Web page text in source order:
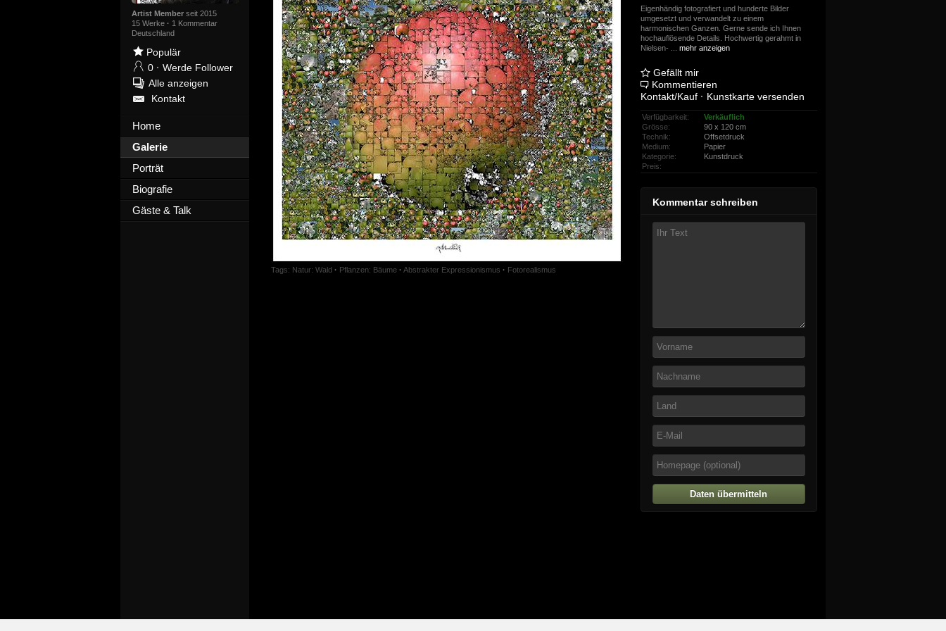
Artist Memberseit 2015
15 Werke · 1 Kommentar
Deutschland
Populär
0 · Werde Follower
Alle anzeigen
Kontakt
Home
Galerie
Porträt
Biografie
Gäste & Talk
Tags: Natur: Wald · Pflanzen: Bäume · Abstrakter Expressionismus · Fotorealismus
Eigenhändig fotografiert und hunderte Bilder
umgesetzt und verwandelt zu einem
harmonischen Ganzen. Gerne sende ich Ihnen
hochauflösende Details. Hochwertig gerahmt in
Nielsen-
mehr anzeigen
Gefällt mir
Kommentieren
Kontakt/Kauf · Kunstkarte versenden
Verfügbarkeit:
Verkäuflich
Grösse:
90 x 120 cm
Technik:
Offsetdruck
Medium:
Papier
Kategorie:
Kunstdruck
Preis:
Kommentar schreiben
Daten übermitteln